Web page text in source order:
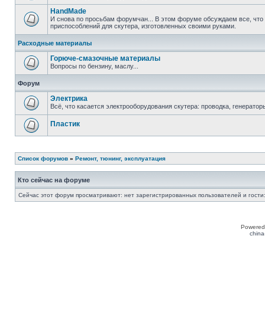
HandMade
И снова по просьбам форумчан... В этом форуме обсуждаем все, что
приспособлений для скутера, изготовленных своими руками.
Расходные материалы
Горюче-смазочные материалы
Вопросы по бензину, маслу...
Форум
Электрика
Всё, что касается электрооборудования скутера: проводка,
Пластик
Список форумов » Ремонт, тюнинг, эксплуатация
Кто сейчас на форуме
Сейчас этот форум просматривают: нет зарегистрированных пользователей и